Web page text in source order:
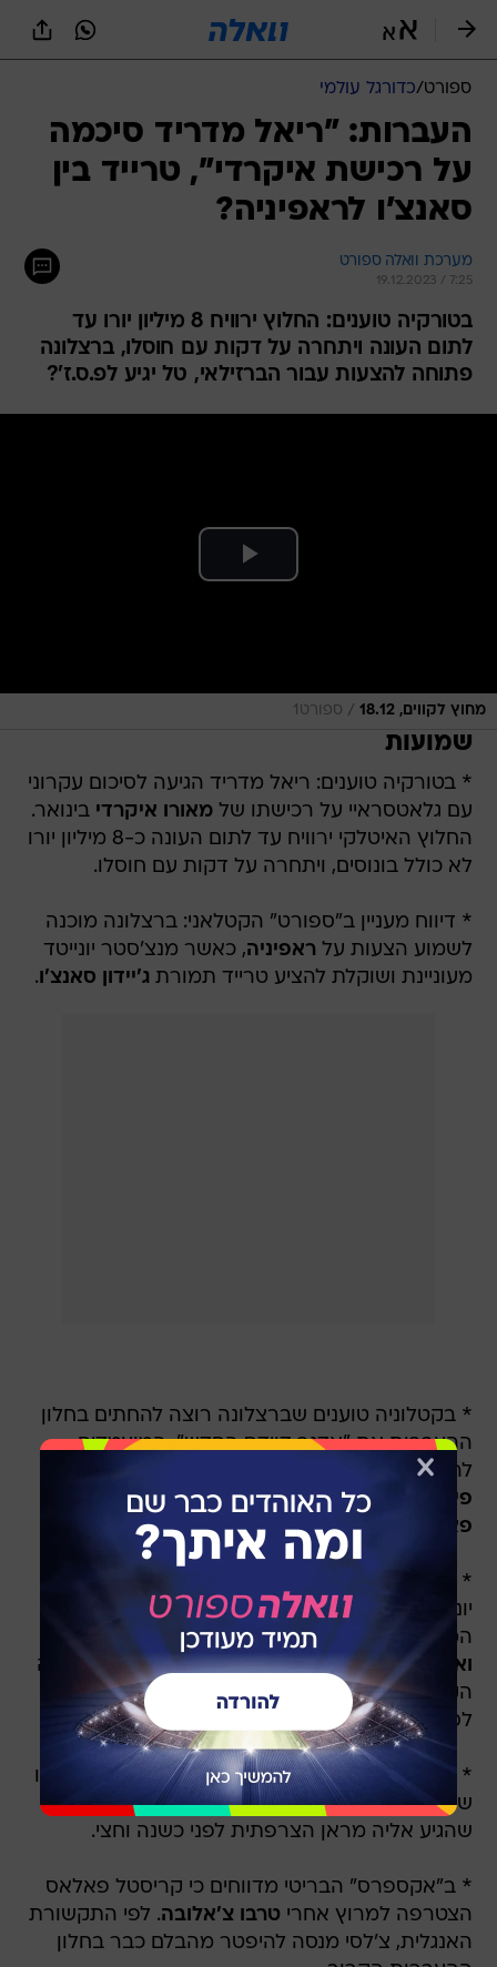
ספורט/כדורגל עולמי
העברות: "ריאל מדריד סיכמה
על רכישת איקרדי", טרייד בין
סאנצ'ו לראפיניה?
מערכת וואלה ספורט
19.12.2023 / 7:25
בטורקיה טוענים: החלוץ ירוויח 8 מיליון יורו עד
לתום העונה ויתחרה על דקות עם חוסלו, ברצלונה
פתוחה להצעות עבור הברזילאי, טל יגיע לפ.ס.ז'?
מחוץ לקווים, 18.12 / ספורט1
שמועות
* בטורקיה טוענים: ריאל מדריד הגיעה לסיכום עקרוני
עם גלאטסראיי על רכישתו שלמאורו איקרדי בינואר.
החלוץ האיטלקי ירוויח עד לתום העונה כ-8 מיליון יורו
לא כולל בונוסים, ויתחרה על דקות עם חוסלו.
* דיווח מעניין ב"ספורט" הקטלאני: ברצלונה מוכנה
לשמוע הצעות על ראפיניה, כאשר מנצ'סטר יונייטד
מעוניינת ושוקלת להציע טרייד תמורת ג'יידון סאנצ'ו.
* בקטלוניה טוענים שברצלונה רוצה להחתים בחלון
ההעברות את "אדגר דוידס החדש". המועמדים
להגיע בהשאלה לעמדת הקשר המרכזי הם
פיליפס
רנאטו סנצ'ס,אנדריי סנטוס ותומאס
פארטיי
* ב"דיילי מייל" מדווחים שנציגים מטעם מנצ'סטר
יונייטד המריאו לערב הסעודית במטרה לקדם את
המכירות של
קאסמירו, רפאל וראן, ג'יידון סאנצ'ו
ואנתוני מרסיאלבמהלך של שינוי פני הקבוצה בשנה
הקרובה. המטרה של השדים האדומים - להגיע
לסכום כולל של 230 מיליון ליש"ט עבור הארבעה.
* בצרפת טוענים שפריז סן ז'רמן עוקבת אחרי מצבו
שלמאתיס טל
, חלוצה בן ה-18 של באיירן מינכן
שהגיע אליה מראן הצרפתית לפני כשנה וחצי.
* ב"אקספרס" הבריטי מדווחים כי קריסטל פאלאס
הצטרפה למרוץ אחריטרבו צ'אלובה. לפי התקשורת
האנגלית, צ'לסי מנסה להיפטר מהבלם כבר בחלון